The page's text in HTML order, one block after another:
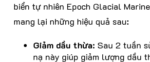
biển tự nhiên Epoch Glacial
mang lại những hiệu quả sau:
Giảm dầu thừa: Sau 2 tuần
nạ này giúp giảm lượng dầu